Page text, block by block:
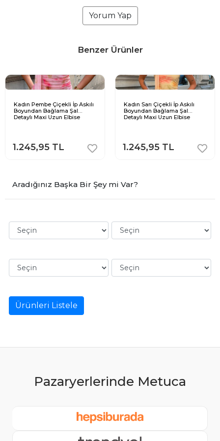
Yorum Yap
Benzer Ürünler
Kadın Pembe Çiçekli İp Askılı
Boyundan Bağlama Şal
Detaylı Maxi Uzun Elbise
1.245,95 TL
Kadın Sarı Çiçekli İp Askılı
Boyundan Bağlama Şal
Detaylı Maxi Uzun Elbise
1.245,95 TL
Aradığınız Başka Bir Şey mi Var?
Ürünleri Listele